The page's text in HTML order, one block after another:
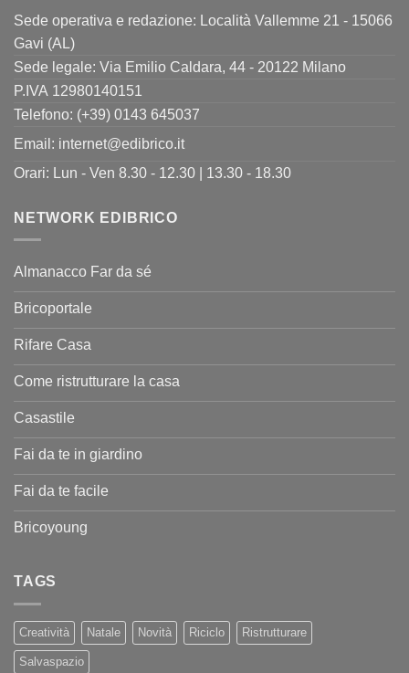
Sede operativa e redazione: Località Vallemme 21 - 15066
Gavi (AL)
Sede legale: Via Emilio Caldara, 44 - 20122 Milano
P.IVA 12980140151
Telefono: (+39) 0143 645037
Email: internet@edibrico.it
Orari: Lun - Ven 8.30 - 12.30 | 13.30 - 18.30
NETWORK EDIBRICO
Almanacco Far da sé
Bricoportale
Rifare Casa
Come ristrutturare la casa
Casastile
Fai da te in giardino
Fai da te facile
Bricoyoung
TAGS
Creatività Natale Novità Riciclo Ristrutturare
Salvaspazio